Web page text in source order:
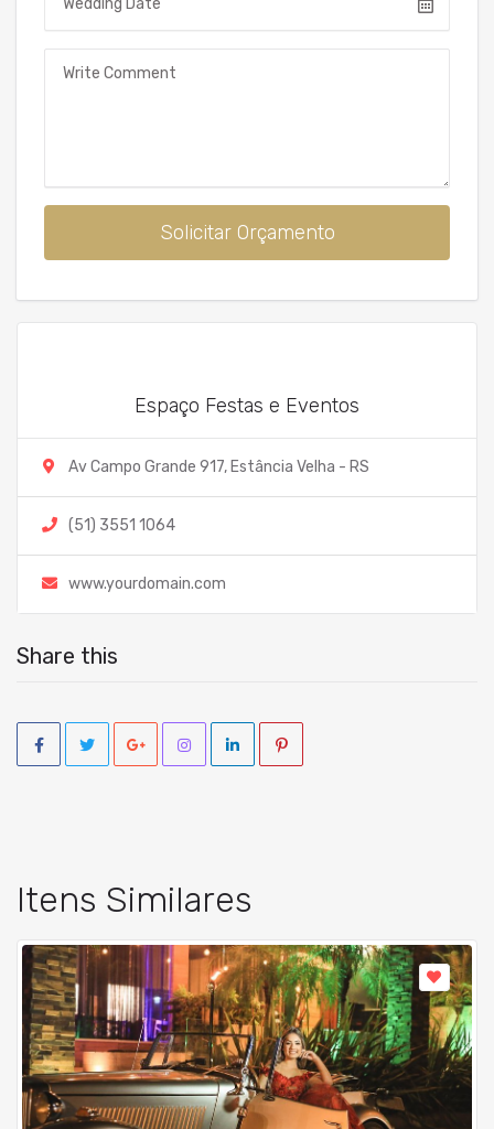
Mensagem
Solicitar Orçamento
Espaço Festas e Eventos
Av Campo Grande 917, Estância Velha - RS
(51) 3551 1064
www.yourdomain.com
Share this
Itens Similares